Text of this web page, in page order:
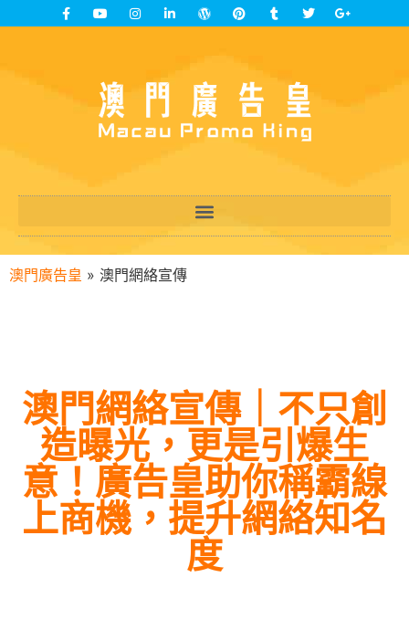
澳門廣告皇 » 澳門網絡宣傳
澳門網絡宣傳｜不只創
造曝光，更是引爆生
意！廣告皇助你稱霸線
上商機，提升網絡知名
度